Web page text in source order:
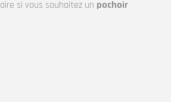
si vous souhaitez un pochoir